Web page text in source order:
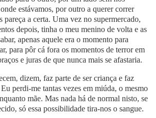
estávamos, por outro a querer correr
pareça a certa. Uma vez no supermercado,
depois, tinha o meu menino de volta e as
apenas aquele era o momento para
para pôr cá fora os momentos de terror em
e juras de que nunca mais se afastaria.
dizem, faz parte de ser criança e faz
perdi-me tantas vezes em miúda, o mesmo
mãe. Mas nada há de normal nisto, se
só essa possibilidade tira-nos o sangue.